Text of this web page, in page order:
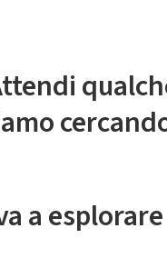
a